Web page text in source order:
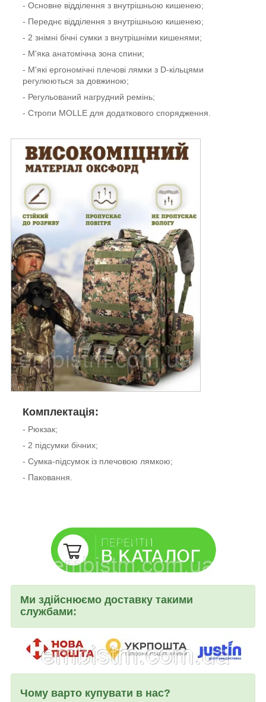
- Основне відділення з внутрішньою кишенею;
- Переднє відділення з внутрішньою кишенею;
- 2 знімні бічні сумки з внутрішніми кишенями;
- М'яка анатомічна зона спини;
- М'які ергономічні плечові лямки з D-кільцями
регулюються за довжиною;
- Регульований нагрудний ремінь;
- Стропи МOLLE для додаткового спорядження.
Комплектація:
- Рюкзак;
- 2 підсумки бічних;
- Сумка-підсумок із плечовою лямкою;
- Паковання.
Ми здійснюємо доставку такими
службами:
Чому варто купувати в нас?